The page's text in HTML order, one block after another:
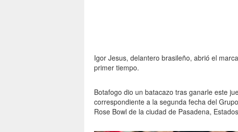
Igor Jesus, delantero brasileño, abrió el
primer tiempo.
Botafogo dio un batacazo tras ganarle este
correspondiente a la segunda fecha del
Rose Bowl de la ciudad de Pasadena,